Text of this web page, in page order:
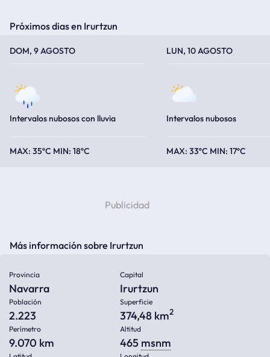
Próximos dias en Irurtzun
DOM, 9 AGOSTO
Intervalos nubosos con lluvia
35ºC 18ºC
LUN, 10 AGOSTO
Intervalos nubosos
33ºC 17ºC
Más información sobre Irurtzun
Provincia
Navarra
Capital
Irurtzun
Población
2.223
Superficie
374,48 km2
Perímetro
9.070 km
Altitud
465 msnm